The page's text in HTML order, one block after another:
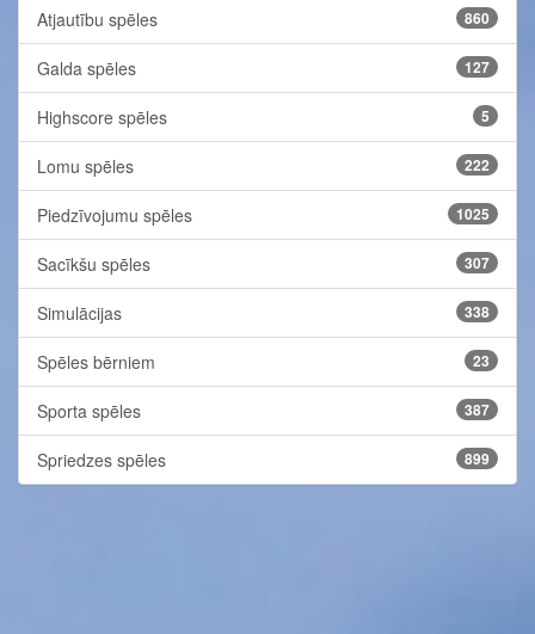
Atjautību spēles 860
Galda spēles 127
Highscore spēles 5
Lomu spēles 222
Piedzīvojumu spēles 1025
Sacīkšu spēles 307
Simulācijas 338
Spēles bērniem 23
Sporta spēles 387
Spriedzes spēles 899